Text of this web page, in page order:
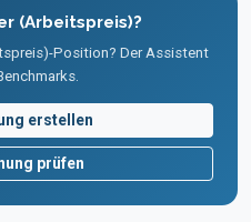
(Arbeitspreis)?
Position? Der Assistent
erstellen
prüfen